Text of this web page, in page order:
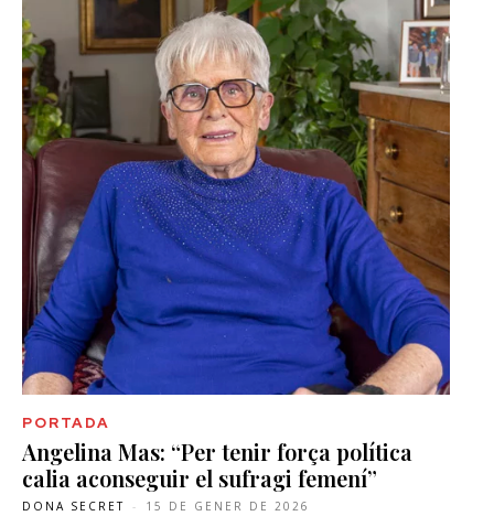
PORTADA
Angelina Mas: “Per tenir força política
calia aconseguir el sufragi femení”
DONA SECRET - 15 DE GENER DE 2026